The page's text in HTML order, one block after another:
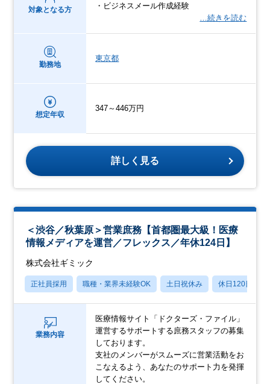
対象となる方
・ビジネスメール作成経験
…続きを読む
勤務地
東京都
想定年収
347～446万円
詳しく見る
＜渋谷／秋葉原＞営業庶務【首都圏最大級！医療
情報メディアを運営／フレックス／年休124日】
株式会社ギミック
正社員採用 職種・業界未経験OK 土日祝休み 休日120日以上
業務内容
医療情報サイト「ドクターズ・ファイル」
運営するサポートする庶務スタッフの募集
しております。
支社のメンバーがスムーズに営業活動をお
こなえるよう、あなたのサポート力を発揮
してください。